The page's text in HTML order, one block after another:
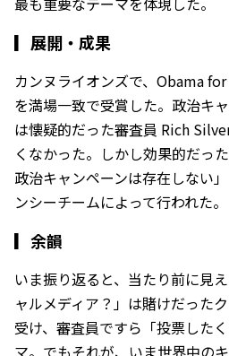
▎ 展開・成果
カンヌライオンズで、Obama
を満場一致で受賞した。政治キ
は懐疑的だった審査員 Rich
くなかった。しかし効果的だっ
政治キャンペーンは存在しない
ンシーチームによって行われた。
▎ 余韻
いま振り返ると、当たり前に見
ャルメディア？」は賭けだった
受け、審査員ですら「投票した
マ。でもそれが、いま世界中の